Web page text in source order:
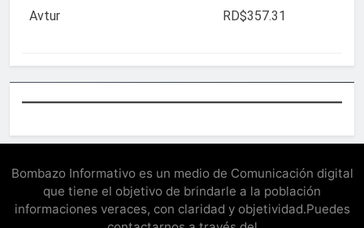
Avtur RD$357.31
Bombazo Informativo es un medio de Comunicación digital
que tiene el objetivo de brindarle a la población
informaciones veraces, con claridad y objetividad.Puedes